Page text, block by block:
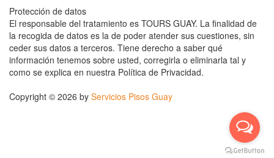
Protección de datos
El responsable del tratamiento es TOURS GUAY. La finalidad de
la recogida de datos es la de poder atender sus cuestiones, sin
ceder sus datos a terceros. Tiene derecho a saber qué
información tenemos sobre usted, corregirla o eliminarla tal y
como se explica en nuestra Política de Privacidad.
Copyright © 2026 by Servicios Pisos Guay